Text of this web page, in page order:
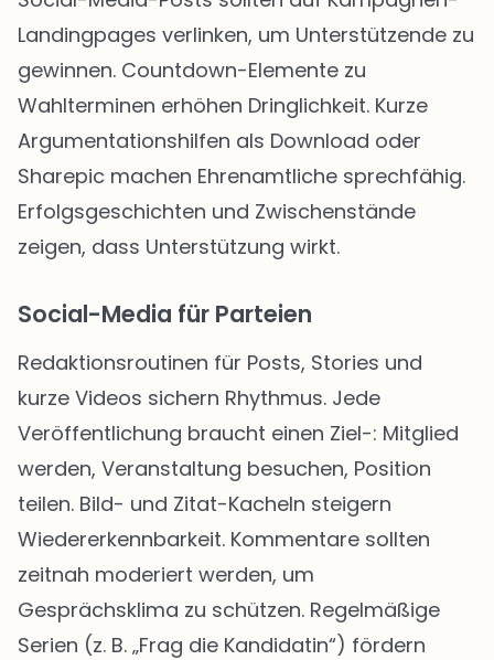
Landingpages verlinken, um Unterstützende zu
gewinnen. Countdown-Elemente zu
Wahlterminen erhöhen Dringlichkeit. Kurze
Argumentationshilfen als Download oder
Sharepic machen Ehrenamtliche sprechfähig.
Erfolgsgeschichten und Zwischenstände
zeigen, dass Unterstützung wirkt.
Social-Media für Parteien
Redaktionsroutinen für Posts, Stories und
kurze Videos sichern Rhythmus. Jede
Veröffentlichung braucht einen Ziel-: Mitglied
werden, Veranstaltung besuchen, Position
teilen. Bild- und Zitat-Kacheln steigern
Wiedererkennbarkeit. Kommentare sollten
zeitnah moderiert werden, um
Gesprächsklima zu schützen. Regelmäßige
Serien (z. B. „Frag die Kandidatin“) fördern